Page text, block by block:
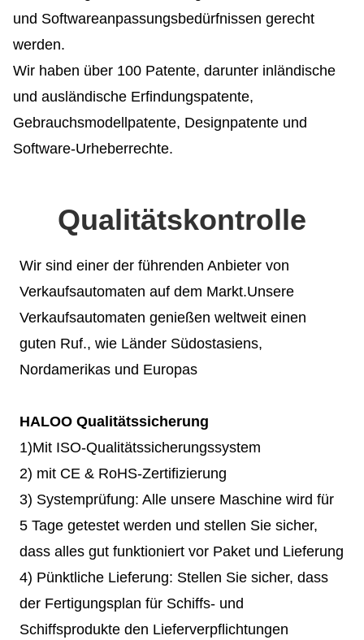
und Softwareanpassungsbedürfnissen gerecht
werden.
Wir haben über 100 Patente, darunter inländische
und ausländische Erfindungspatente,
Gebrauchsmodellpatente, Designpatente und
Software-Urheberrechte.
Qualitätskontrolle
Wir sind einer der führenden Anbieter von
Verkaufsautomaten auf dem Markt.Unsere
Verkaufsautomaten genießen weltweit einen
guten Ruf., wie Länder Südostasiens,
Nordamerikas und Europas
HALOO Qualitätssicherung
1)Mit ISO-Qualitätssicherungssystem
2) mit CE & RoHS-Zertifizierung
3) Systemprüfung: Alle unsere Maschine wird für
5 Tage getestet werden und stellen Sie sicher,
dass alles gut funktioniert vor Paket und Lieferung
4) Pünktliche Lieferung: Stellen Sie sicher, dass
der Fertigungsplan für Schiffs- und
Schiffsprodukte den Lieferverpflichtungen